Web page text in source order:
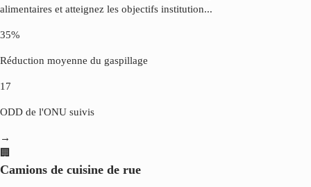
alimentaires et atteignez les objectifs institution...
35%
Réduction moyenne du gaspillage
17
ODD de l'ONU suivis
→
🏢
Camions de cuisine de rue